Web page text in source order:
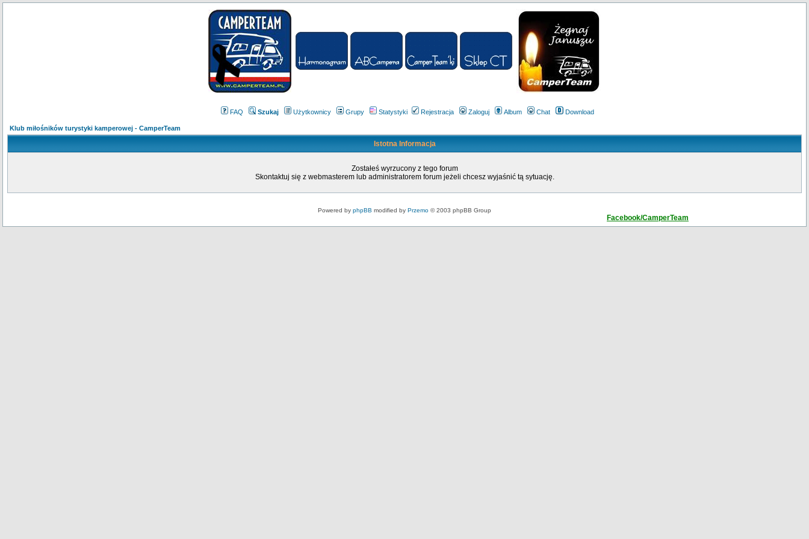
FAQ Szukaj Użytkownicy Grupy Statystyki Rejestracja Zaloguj Album Chat Download
Klub miłośników turystyki kamperowej - CamperTeam
Istotna Informacja
Zostałeś wyrzucony z tego forum
Skontaktuj się z webmasterem lub administratorem forum jeżeli chcesz wyjaśnić tą sytuację.
Powered by phpBB modified by Przemo © 2003 phpBB Group
Facebook/CamperTeam